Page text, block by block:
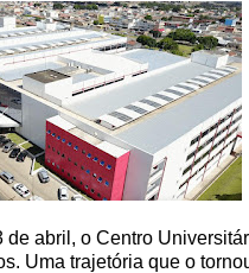
de abril, o Centro
Uma trajetória que o